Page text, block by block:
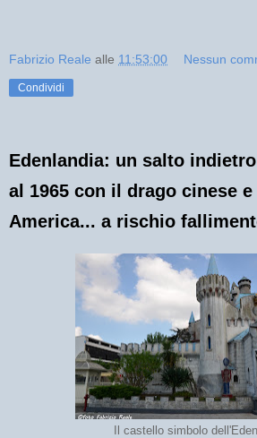
Fabrizio Reale alle 11:53:00 Nessun
Condividi
Edenlandia: un salto
al 1965 con il drago cinese
America... a rischio
Il castello simbolo